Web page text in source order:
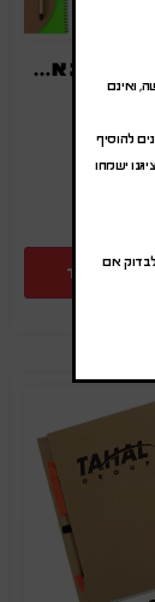
מחברת A5 עם ידית אחיזה
מחיר
ואינם
להוסיף
ישמחו
אם